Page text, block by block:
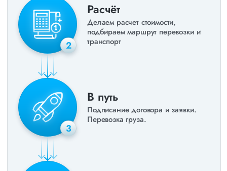
2
Расчёт
Делаем расчет стоимости,
подбираем маршрут перевозки и
транспорт
3
В путь
Подписание договора и заявки.
Перевозка груза.